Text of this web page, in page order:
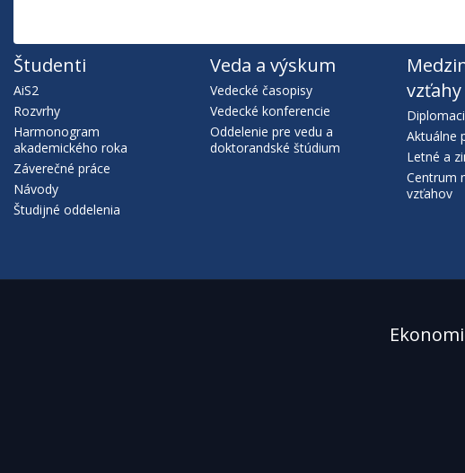
Študenti
AiS2
Rozvrhy
Harmonogram
akademického roka
Záverečné práce
Návody
Študijné oddelenia
Veda a výskum
Vedecké časopisy
Vedecké konferencie
Oddelenie pre vedu a
doktorandské štúdium
vzťahy
Aktuálne
Letné a
Centrum
vzťahov